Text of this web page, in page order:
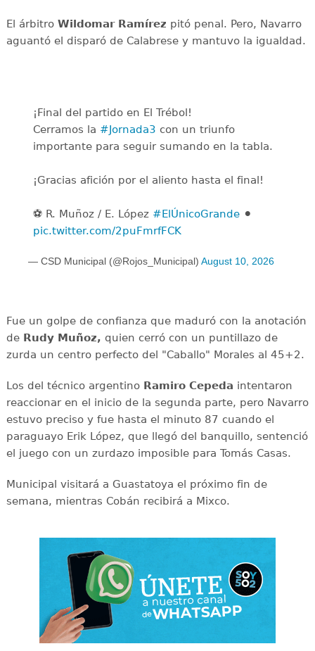
El árbitro Wildomar Ramírez pitó penal. Pero, Navarro
aguantó el disparó de Calabrese y mantuvo la igualdad.
¡Final del partido en El Trébol!
Cerramos la #Jornada3 con un triunfo
importante para seguir sumando en la tabla.
¡Gracias afición por el aliento hasta el final!
⚽️ R. Muñoz / E. López #ElÚnicoGrande ⚫️
pic.twitter.com/2puFmrfFCK
— CSD Municipal (@Rojos_Municipal) August 10, 2026
Fue un golpe de confianza que maduró con la anotación
de Rudy Muñoz, quien cerró con un puntillazo de
zurda un centro perfecto del "Caballo" Morales al 45+2.
Los del técnico argentino Ramiro Cepeda intentaron
reaccionar en el inicio de la segunda parte, pero Navarro
estuvo preciso y fue hasta el minuto 87 cuando el
paraguayo Erik López, que llegó del banquillo, sentenció
el juego con un zurdazo imposible para Tomás Casas.
Municipal visitará a Guastatoya el próximo fin de
semana, mientras Cobán recibirá a Mixco.